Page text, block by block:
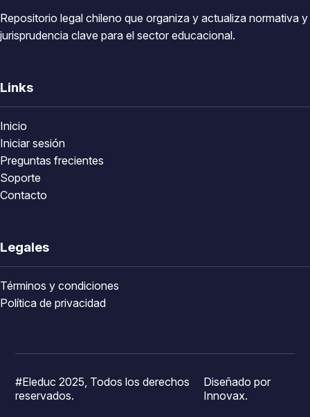
Repositorio legal chileno que organiza y actualiza normativa y
jurisprudencia clave para el sector educacional.
Links
Inicio
Iniciar sesión
Preguntas frecientes
Soporte
Contacto
Legales
Términos y condiciones
Política de privacidad
#Eleduc 2025, Todos los derechos
reservados.
Diseñado por
Innovax.